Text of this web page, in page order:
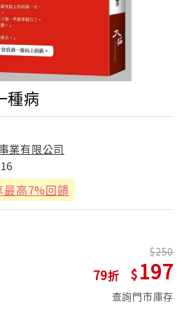
種病
業有限公司
最高7%回饋
79
250
197
查詢門市庫存